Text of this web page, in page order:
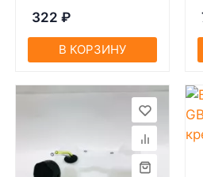
322 ₽
В КОРЗИНУ